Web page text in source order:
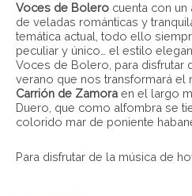
Voces de Bolero cuenta con
de veladas románticas y
temática actual, todo ello
peculiar y único… el estilo
Voces de Bolero, para disfrutar
verano que nos transformará el
Carrión de Zamora en el largo
Duero, que como alfombra se
colorido mar de poniente
Para disfrutar de la música de